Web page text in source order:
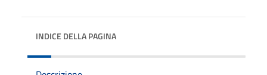
INDICE DELLA PAGINA